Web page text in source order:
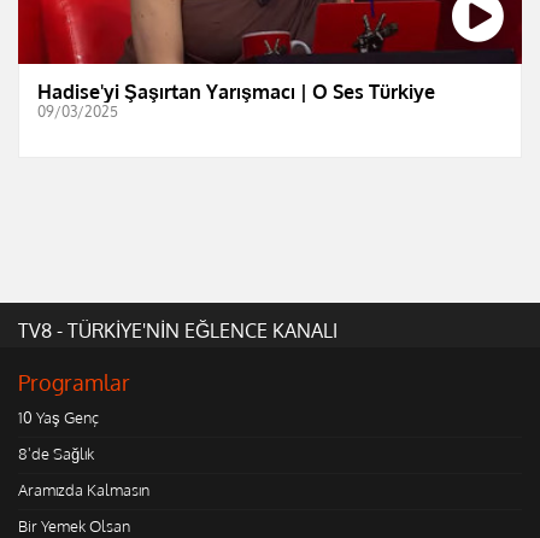
Hadise'yi Şaşırtan Yarışmacı | O Ses Türkiye
09/03/2025
TV8 - TÜRKİYE'NİN EĞLENCE KANALI
Programlar
10 Yaş Genç
8'de Sağlık
Aramızda Kalmasın
Bir Yemek Olsan